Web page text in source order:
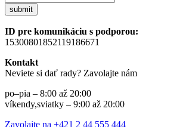
submit
ID pre komunikáciu s podporou:
15300801852119186671
Kontakt
Neviete si dať rady? Zavolajte nám
po–pia – 8:00 až 20:00
víkendy,sviatky – 9:00 až 20:00
Zavolajte na +421 2 44 555 444